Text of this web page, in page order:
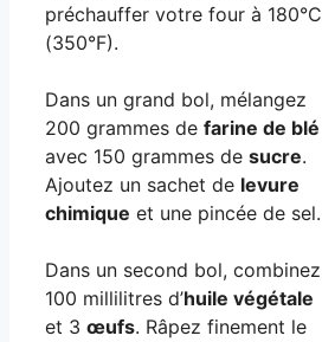
préchauffer votre four à 180°C
(350°F).
Dans un grand bol, mélangez
200 grammes de farine de blé
avec 150 grammes de sucre.
Ajoutez un sachet de levure
chimique et une pincée de sel.
Dans un second bol, combinez
100 millilitres d’huile végétale
et 3 œufs. Râpez finement le